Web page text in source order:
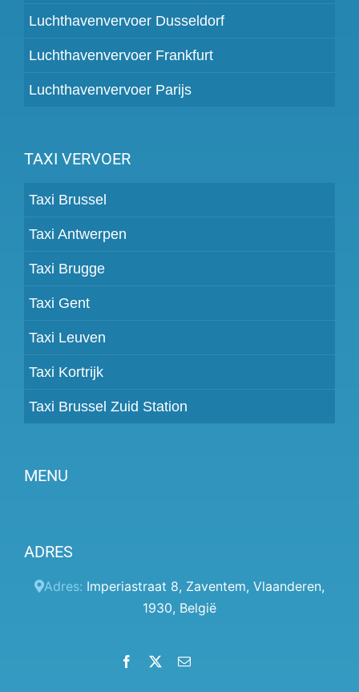
Luchthavenvervoer Dusseldorf
Luchthavenvervoer Frankfurt
Luchthavenvervoer Parijs
TAXI VERVOER
Taxi Brussel
Taxi Antwerpen
Taxi Brugge
Taxi Gent
Taxi Leuven
Taxi Kortrijk
Taxi Brussel Zuid Station
MENU
Prijzen
Klantenpaneel
Algemene voorwaarden
ADRES
Adres: Imperiastraat 8, Zaventem, Vlaanderen,
1930, België
Facebook Email